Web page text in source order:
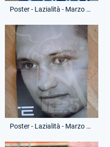
Poster - Lazialità - Marzo 2009 - Mauro Zarate - (Fronte)
Poster - Lazialità - Marzo 2009 - Mauro Zarate - (Retro)